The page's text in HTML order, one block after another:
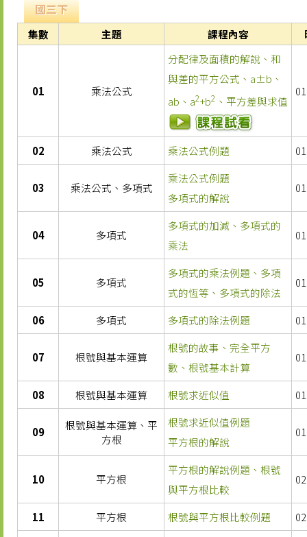
國三下
集數 主題 課程內容
01 乘法公式
分配律及面積的解說、和
與差的平方公式、a±b、
ab、a2+b2 、平方差與求值
02 乘法公式 乘法公式例題
03 乘法公式、多項式
乘法公式例題
多項式的解說
04 多項式
多項式的加減、多項式的
乘法
05 多項式
多項式的乘法例題、多項
式的恆等、多項式的除法
06 多項式 多項式的除法例題
07 根號與基本運算
根號的故事、完全平方
數、根號基本計算
08 根號與基本運算 根號求近似值
09
根號與基本運算、平
方根
根號求近似值例題
平方根的解說
10 平方根
平方根的解說例題、根號
與平方根比較
11 平方根 根號與平方根比較例題